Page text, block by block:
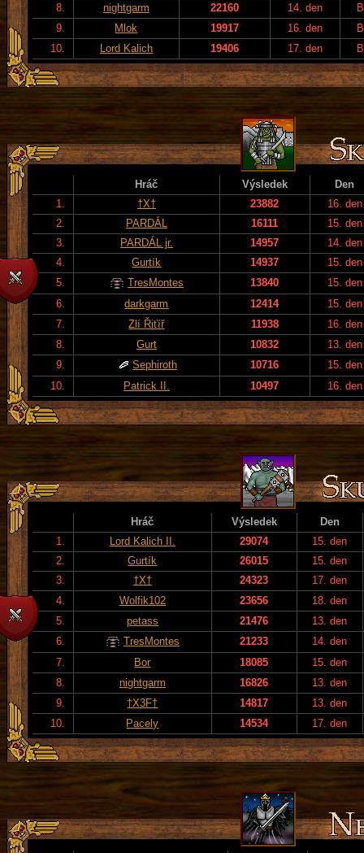
8.
nightgarm 22160 14. den
9.
Mlok 19917 16. den
10.
Lord Kalich 19406 17. den
Hráč Výsledek
Den
1.
†X† 23882
16. den
2.
PARDÁL 16111
15. den
3.
PARDÁL jr. 14957
14. den
4.
Gurtík 14937
15. den
5.
TresMontes 13840
15. den
6.
darkgarm 12414
15. den
7.
Zlí Řiťíř 11938
16. den
8.
Gurt 10832
13. den
9.
Sephiroth 10716
15. den
10.
Patrick II. 10497 16. den
Hráč Výsledek
Den
1.
Lord Kalich II. 29074
15. den
2.
Gurtík 26015
15. den
3.
†X† 24323
17. den
4.
Wolfik102 23656
18. den
5.
petass 21476
13. den
6.
TresMontes 21233
14. den
7.
Bor 18085
15. den
8.
nightgarm 16826
13. den
9.
†X3F† 14817
13. den
10.
Pacely 14534 17. den